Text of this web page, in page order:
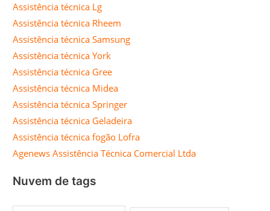
Assistência técnica Lg
Assistência técnica Rheem
Assistência técnica Samsung
Assistência técnica York
Assistência técnica Gree
Assistência técnica Midea
Assistência técnica Springer
Assistência técnica Geladeira
Assistência técnica fogão Lofra
Agenews Assistência Técnica Comercial Ltda
Nuvem de tags